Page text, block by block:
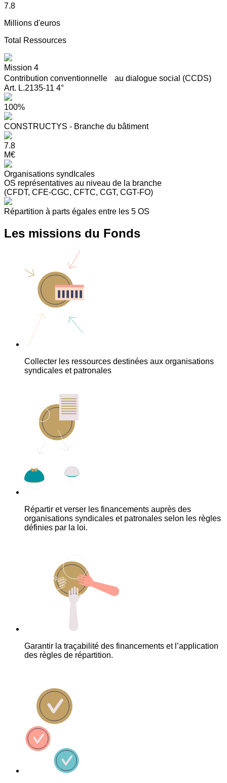
7.8
Millions d'euros
Total Ressources
Mission 4
Contribution conventionnelle au dialogue social (CCDS)
Art. L.2135-11 4°
100%
CONSTRUCTYS - Branche du bâtiment
7.8
M€
Organisations syndIcales
OS représentatives au niveau de la branche
(CFDT, CFE-CGC, CFTC, CGT, CGT-FO)
Répartition à parts égales entre les 5 OS
Les missions du Fonds
Collecter les ressources destinées aux organisations
syndicales et patronales
Répartir et verser les financements auprès des
organisations syndicales et patronales selon les règles
définies par la loi.
Garantir la traçabilité des financements et l’application
des règles de répartition.